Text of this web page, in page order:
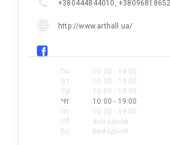
+380444844010,
http://www.arthall.ua/
Пн
10:00 - 19:00
Вт
10:00 - 19:00
Ср
10:00 - 19:00
Чт
10:00 - 19:00
Пт
10:00 - 19:00
Сб
выходной
Вс
выходной